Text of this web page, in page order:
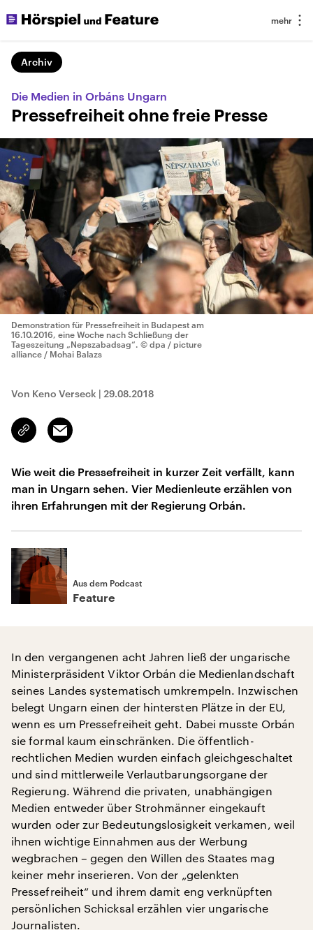
Archiv
Die Medien in Orbáns Ungarn
Pressefreiheit ohne freie Presse
Demonstration für Pressefreiheit in Budapest am
16.10.2016, eine Woche nach Schließung der
Tageszeitung „Nepszabadsag“. © dpa / picture
alliance / Mohai Balazs
Von Keno Verseck | 29.08.2018
Link
kopieren/teilen
Email
Wie weit die Pressefreiheit in kurzer Zeit verfällt, kann
man in Ungarn sehen. Vier Medienleute erzählen von
ihren Erfahrungen mit der Regierung Orbán.
Aus dem Podcast
Feature
In den vergangenen acht Jahren ließ der ungarische
Ministerpräsident Viktor Orbán die Medienlandschaft
seines Landes systematisch umkrempeln. Inzwischen
belegt Ungarn einen der hintersten Plätze in der EU,
wenn es um Pressefreiheit geht. Dabei musste Orbán
sie formal kaum einschränken. Die öffentlich-
rechtlichen Medien wurden einfach gleichgeschaltet
und sind mittlerweile Verlautbarungsorgane der
Regierung. Während die privaten, unabhängigen
Medien entweder über Strohmänner eingekauft
wurden oder zur Bedeutungslosigkeit verkamen, weil
ihnen wichtige Einnahmen aus der Werbung
wegbrachen – gegen den Willen des Staates mag
keiner mehr inserieren. Von der „gelenkten
Pressefreiheit“ und ihrem damit eng verknüpften
persönlichen Schicksal erzählen vier ungarische
Journalisten.